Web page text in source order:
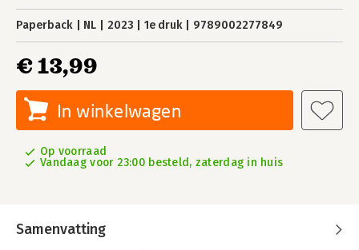
Paperback NL 2023 1e druk 9789002277849
€ 13,99
In winkelwagen
Op voorraad
Vandaag voor 23:00 besteld, zaterdag in huis
Samenvatting